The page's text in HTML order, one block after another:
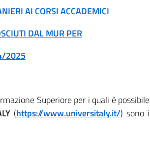
AI CORSI ACCADEMICI
DAL MUR PER
2025
Superiore per i quali è possibile
(https://www.universitaly.it/) sono i